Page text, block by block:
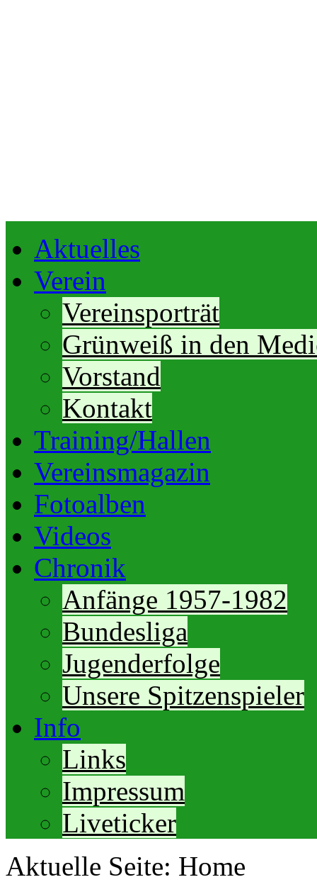
Aktuelles
Verein
Vereinsporträt
Grünweiß in den
Vorstand
Kontakt
Training/Hallen
Vereinsmagazin
Fotoalben
Videos
Chronik
Anfänge 1957-1982
Bundesliga
Jugenderfolge
Unsere Spitzenspieler
Info
Links
Impressum
Liveticker
Aktuelle Seite: Home